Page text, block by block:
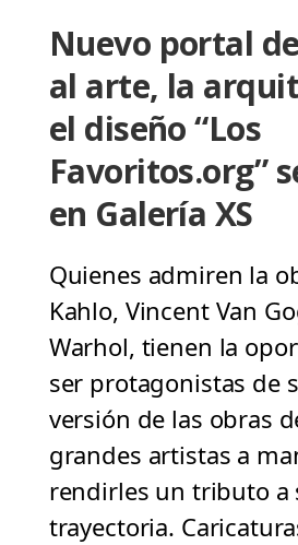
Nuevo portal
al arte, la
el diseño “Los
Favoritos.org”
en Galería XS
Quienes admiren la
Kahlo, Vincent Van
Warhol, tienen la
ser protagonistas de
versión de las obras
grandes artistas a
rendirles un tributo a
trayectoria.